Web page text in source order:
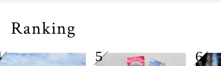
Ranking